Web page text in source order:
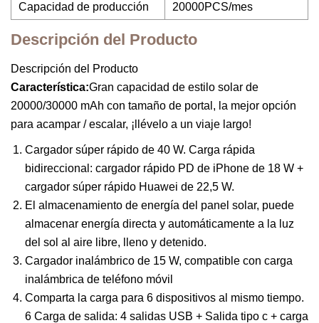
Capacidad de producción 20000PCS/mes
Descripción del Producto
Descripción del Producto
Característica:Gran capacidad de estilo solar de
20000/30000 mAh con tamaño de portal, la mejor opción
para acampar / escalar, ¡llévelo a un viaje largo!
Cargador súper rápido de 40 W. Carga rápida
bidireccional: cargador rápido PD de iPhone de 18 W +
cargador súper rápido Huawei de 22,5 W.
El almacenamiento de energía del panel solar, puede
almacenar energía directa y automáticamente a la luz
del sol al aire libre, lleno y detenido.
Cargador inalámbrico de 15 W, compatible con carga
inalámbrica de teléfono móvil
Comparta la carga para 6 dispositivos al mismo tiempo.
6 Carga de salida: 4 salidas USB + Salida tipo c + carga